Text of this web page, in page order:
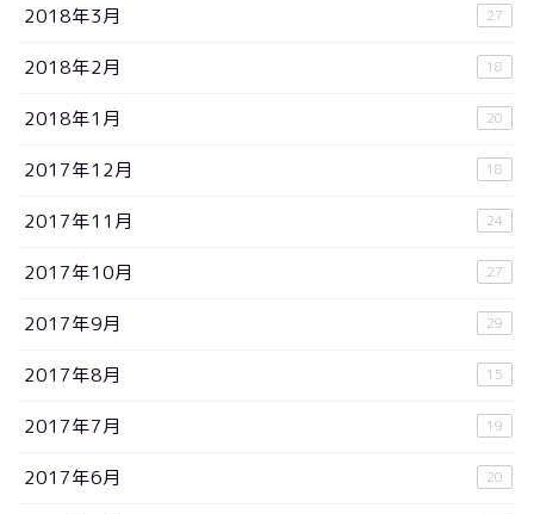
2018年3月 27
2018年2月 18
2018年1月 20
2017年12月 18
2017年11月 24
2017年10月 27
2017年9月 29
2017年8月 15
2017年7月 19
2017年6月 20